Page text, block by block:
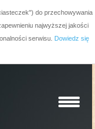
do przechowywania
najwyższej jakości
serwisu. Dowiedz się